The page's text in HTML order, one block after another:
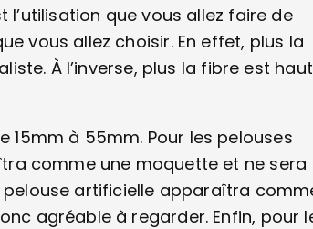
l’utilisation que vous allez faire de
vous allez choisir. En effet, plus la
À l’inverse, plus la fibre est
à 55mm. Pour les pelouses
comme une moquette et ne sera
pelouse artificielle apparaîtra
agréable à regarder. Enfin, pour